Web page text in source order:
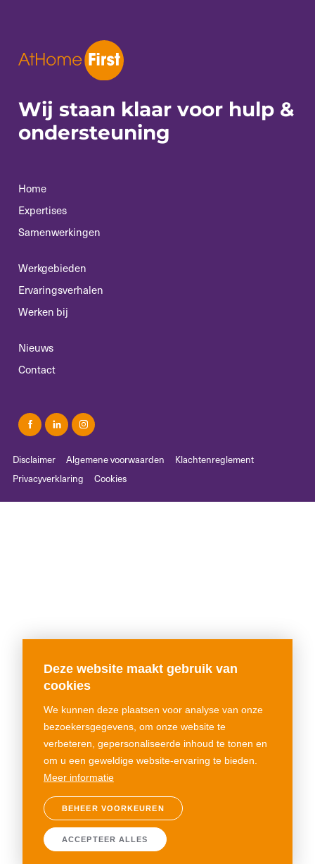
Deze website maakt gebruik van
cookies
We kunnen deze plaatsen voor analyse van onze
bezoekersgegevens, om onze website te
verbeteren, gepersonaliseerde inhoud te tonen en
om u een geweldige website-ervaring te bieden.
Meer informatie
BEHEER VOORKEUREN
ACCEPTEER ALLES
Wij staan klaar voor hulp &
ondersteuning
Home
Expertises
Samenwerkingen
Werkgebieden
Ervaringsverhalen
Werken bij
Nieuws
Contact
Disclaimer Algemene voorwaarden
Klachtenreglement
Privacyverklaring
Cookies